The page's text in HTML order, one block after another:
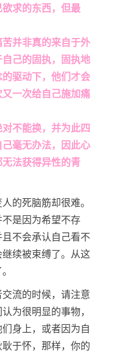
求的东西，但最
并非真的来自于外
己的固执，固执地
驱动下，他们才会
一次给自己施加痛
不能换，并为此四
毫无办法，因此心
法获得异性的青
的死脑筋却很难。
是因为希望不存
不会承认自己看不
续被束缚了。从这
流的时候，请注意
为很明显的事物，
身上，或者因为自
于怀，那样，你的